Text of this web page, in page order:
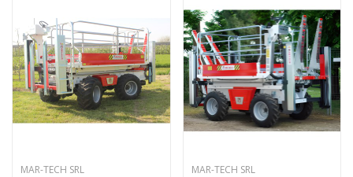
MAR-TECH SRL MAR-TECH SRL